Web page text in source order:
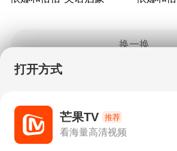
换一换
0
打开方式
芒果TV 推荐
看海量高清视频